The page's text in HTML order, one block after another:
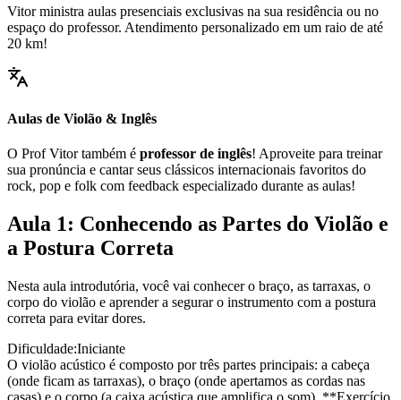
Vitor ministra aulas presenciais exclusivas na sua residência ou no
espaço do professor. Atendimento personalizado em um raio de até
20 km!
Aulas de Violão & Inglês
O Prof Vitor também é professor de inglês! Aproveite para treinar
sua pronúncia e cantar seus clássicos internacionais favoritos do
rock, pop e folk com feedback especializado durante as aulas!
Aula 1: Conhecendo as Partes do Violão e
a Postura Correta
Nesta aula introdutória, você vai conhecer o braço, as tarraxas, o
corpo do violão e aprender a segurar o instrumento com a postura
correta para evitar dores.
Dificuldade:Iniciante
O violão acústico é composto por três partes principais: a cabeça
(onde ficam as tarraxas), o braço (onde apertamos as cordas nas
casas) e o corpo (a caixa acústica que amplifica o som). **Exercício